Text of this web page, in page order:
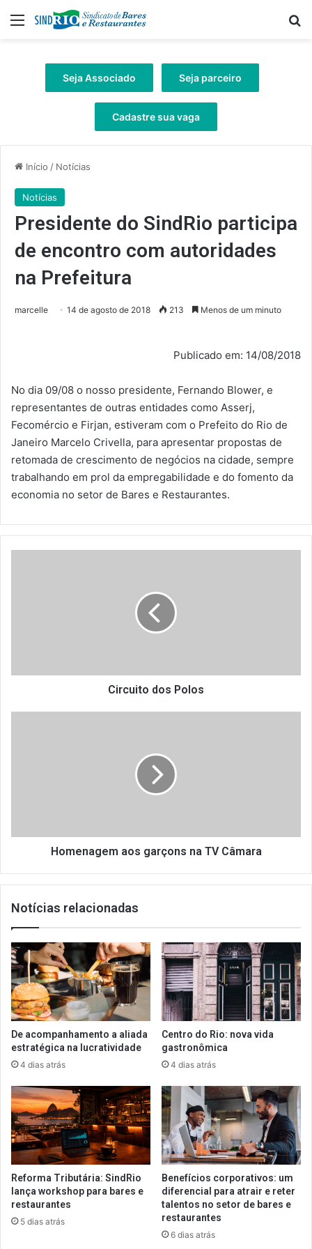
Menu
Seja Associado Seja parceiro
Cadastre sua vaga
Início / Notícias
Notícias
Presidente do SindRio participa
de encontro com autoridades
na Prefeitura
marcelle 14 de agosto de 2018 213 Menos de um minuto
Publicado em: 14/08/2018
No dia 09/08 o nosso presidente, Fernando Blower, e
representantes de outras entidades como Asserj,
Fecomércio e Firjan, estiveram com o Prefeito do Rio de
Janeiro Marcelo Crivella, para apresentar propostas de
retomada de crescimento de negócios na cidade, sempre
trabalhando em prol da empregabilidade e do fomento da
economia no setor de Bares e Restaurantes.
Circuito dos Polos
Homenagem aos garçons na TV Câmara
Notícias relacionadas
De acompanhamento a aliada
estratégica na lucratividade
4 dias atrás
Centro do Rio: nova vida
gastronômica
4 dias atrás
Reforma Tributária: SindRio
lança workshop para bares e
restaurantes
5 dias atrás
Benefícios corporativos: um
diferencial para atrair e reter
talentos no setor de bares e
restaurantes
6 dias atrás